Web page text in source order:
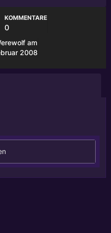
KOMMENTARE
0
am
2008